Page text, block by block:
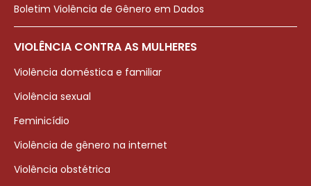
Boletim Violência de Gênero em Dados
VIOLÊNCIA CONTRA AS MULHERES
Violência doméstica e familiar
Violência sexual
Feminicídio
Violência de gênero na internet
Violência obstétrica